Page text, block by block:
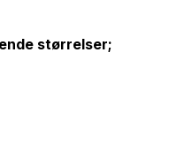
størrelser;